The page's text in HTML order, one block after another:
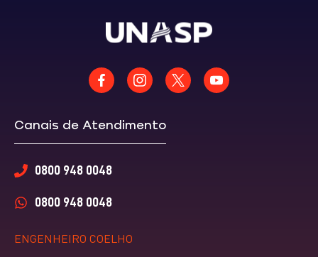
ENGENHEIRO COELHO
Canais de Atendimento
0800 948 0048
0800 948 0048